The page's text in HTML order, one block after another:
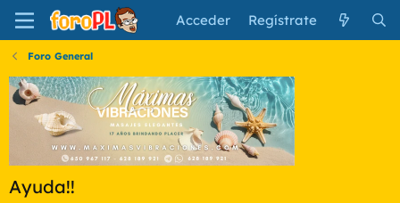
Acceder Regístrate
Foro General
Ayuda!!